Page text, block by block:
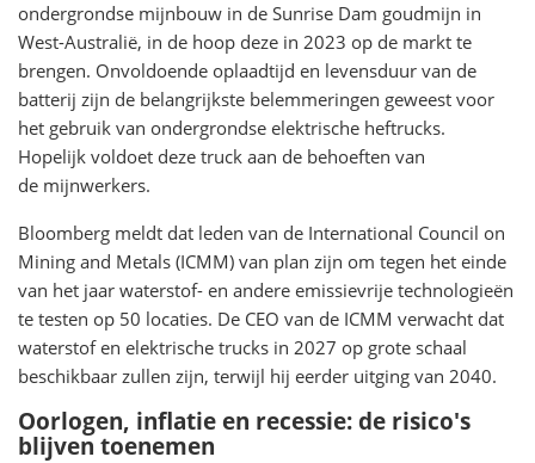
ondergrondse mijnbouw in de Sunrise Dam goudmijn in
West-Australië, in de hoop deze in 2023 op de markt te
brengen. Onvoldoende oplaadtijd en levensduur van de
batterij zijn de belangrijkste belemmeringen geweest voor
het gebruik van ondergrondse elektrische heftrucks.
Hopelijk voldoet deze truck aan de behoeften van
de mijnwerkers.
Bloomberg meldt dat leden van de International Council on
Mining and Metals (ICMM) van plan zijn om tegen het einde
van het jaar waterstof- en andere emissievrije technologieën
te testen op 50 locaties. De CEO van de ICMM verwacht dat
waterstof en elektrische trucks in 2027 op grote schaal
beschikbaar zullen zijn, terwijl hij eerder uitging van 2040.
Oorlogen, inflatie en recessie: de risico's
blijven toenemen